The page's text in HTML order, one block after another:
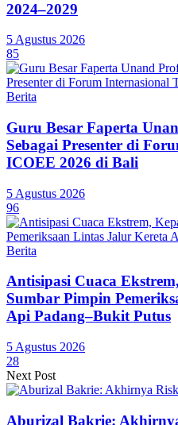
2024–2029
5 Agustus 2026
85
Berita
Guru Besar Faperta
Sebagai Presenter di
ICOEE 2026 di Bali
5 Agustus 2026
96
Berita
Antisipasi Cuaca
Sumbar Pimpin
Api Padang–Bukit Putus
5 Agustus 2026
28
Next Post
Aburizal Bakrie: